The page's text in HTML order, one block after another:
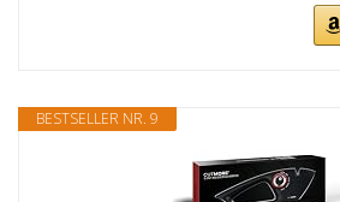
BESTSELLER NR. 9